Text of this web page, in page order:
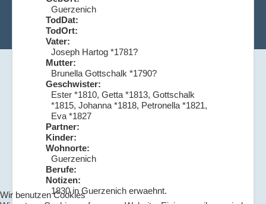
Guerzenich
TodDat:
TodOrt:
Vater:
Joseph Hartog *1781?
Mutter:
Brunella Gottschalk *1790?
Geschwister:
Ester *1810, Getta *1813, Gottschalk
*1815, Johanna *1818, Petronella *1821,
Eva *1827
Partner:
Kinder:
Wohnorte:
Guerzenich
Berufe:
Notizen:
1830 in Guerzenich erwaehnt.
Wir benutzen Cookies